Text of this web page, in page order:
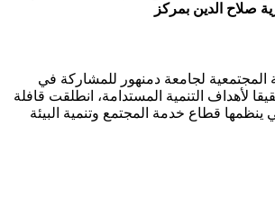
صلاح الدين بمركز
المجتمعية لجامعة دمنهور للمشاركة في
لأهداف التنمية المستدامة، انطلقت قافلة
ينظمها قطاع خدمة المجتمع وتنمية البيئة